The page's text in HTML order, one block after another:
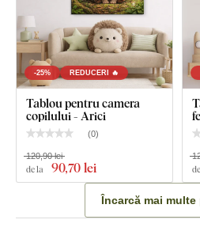
-25% REDUCERI 🔥
Tablou pentru camera
copilului - Arici
(0)
de la 90,70 lei
120,90 lei
Încarcă mai multe